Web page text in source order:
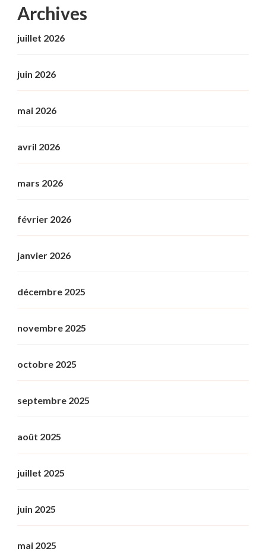
Archives
juillet 2026
juin 2026
mai 2026
avril 2026
mars 2026
février 2026
janvier 2026
décembre 2025
novembre 2025
octobre 2025
septembre 2025
août 2025
juillet 2025
juin 2025
mai 2025